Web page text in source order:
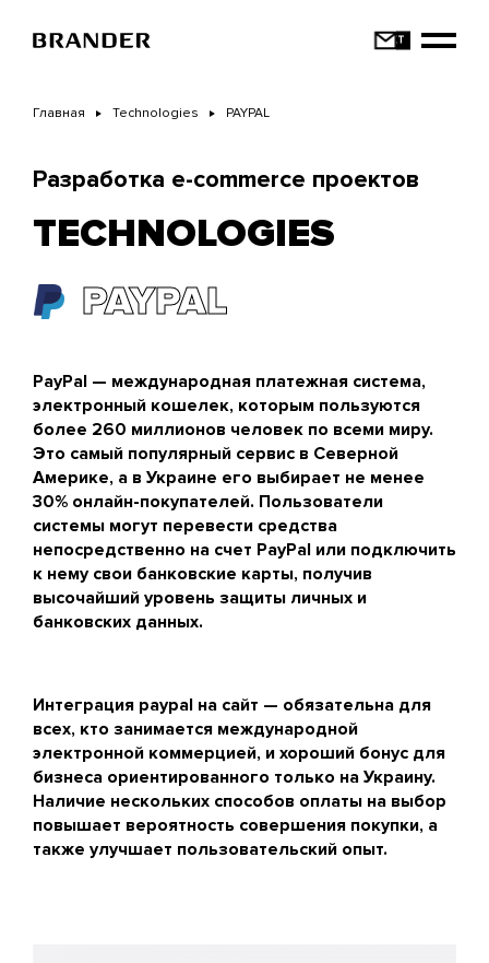
основному
Главная Technologies PAYPAL
Разработка e-commerce проектов
TECHNOLOGIES
PAYPAL
PayPal — международная платежная система,
электронный кошелек, которым пользуются
более 260 миллионов человек по всеми миру.
Это самый популярный сервис в Северной
Америке, а в Украине его выбирает не менее
30% онлайн-покупателей. Пользователи
системы могут перевести средства
непосредственно на счет PayPal или подключить
к нему свои банковские карты, получив
высочайший уровень защиты личных и
банковских данных.
Интеграция paypal на сайт — обязательна для
всех, кто занимается международной
электронной коммерцией, и хороший бонус для
бизнеса ориентированного только на Украину.
Наличие нескольких способов оплаты на выбор
повышает вероятность совершения покупки, а
также улучшает пользовательский опыт.